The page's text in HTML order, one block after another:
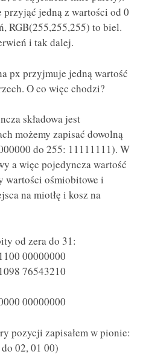
przyjąć jedną z wartości od 0
RGB(255,255,255) to biel.
i tak dalej.
px przyjmuje jedną wartość
O co więc chodzi?
składowa jest
możemy zapisać dowolną
do 255: 11111111). W
a więc pojedyncza wartość
wartości ośmiobitowe i
na miotłę i kosz na
od zera do 31:
00000000
76543210
00000000
pozycji zapisałem w pionie:
02, 01 00)